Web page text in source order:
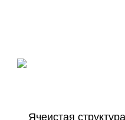
Ячеистая